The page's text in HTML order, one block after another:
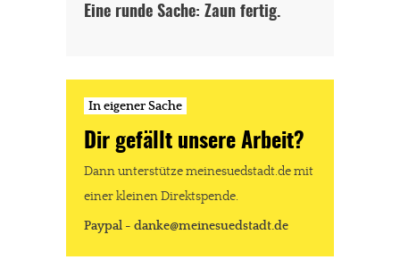
Eine runde Sache: Zaun fertig.
In eigener Sache
Dir gefällt unsere Arbeit?
Dann unterstütze meinesuedstadt.de mit
einer kleinen Direktspende.
Paypal - danke@meinesuedstadt.de